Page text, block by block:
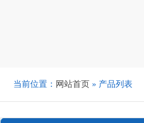
当前位置： 网站首页 » 产品列表